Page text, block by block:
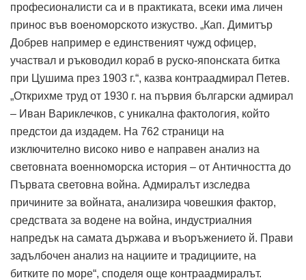
професионалисти са и в практиката, всеки има личен
принос във военоморското изкуство. „Кап. Димитър
Добрев например е единственият чужд офицер,
участвал и ръководил кораб в руско-японската битка
при Цушима през 1903 г.“, казва контраадмирал Петев.
„Открихме труд от 1930 г. на първия български адмирал
– Иван Вариклечков, с уникална фактология, който
предстои да издадем. На 762 страници на
изключително високо ниво е направен анализ на
световната военноморска история – от Античността до
Първата световна война. Адмиралът изследва
причините за войната, анализира човешкия фактор,
средствата за водене на война, индустриалния
напредък на самата държава и въоръжението й. Прави
задълбочен анализ на нациите и традициите, на
битките по море“, споделя още контраадмиралът.